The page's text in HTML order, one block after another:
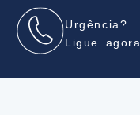
Urgência?
Ligue agora